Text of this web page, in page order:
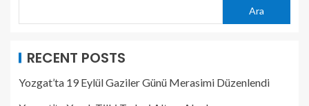
Ara
RECENT POSTS
Yozgat’ta 19 Eylül Gaziler Günü Merasimi Düzenlendi